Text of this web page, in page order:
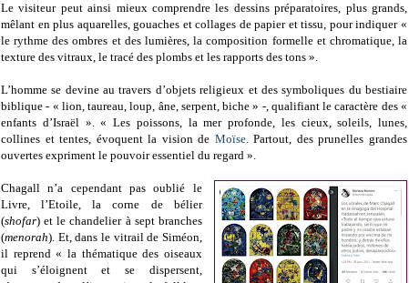
Le visiteur peut ainsi mieux comprendre les dessins préparatoires, plus grands,
mêlant en plus aquarelles, gouaches et collages de papier et tissu, pour indiquer «
le rythme des ombres et des lumières, la composition formelle et chromatique, la
texture des vitraux, le tracé des plombs et les rapports des tons ».
L’homme se devine au travers d’objets religieux et des symboliques du bestiaire
biblique - « lion, taureau, loup, âne, serpent, biche » -, qualifiant le caractère des «
enfants d’Israël ». « Les poissons, la mer profonde, les cieux, soleils, lunes,
collines et tentes, évoquent la vision de Moïse. Partout, des prunelles grandes
ouvertes expriment le pouvoir essentiel du regard ».
Chagall n’a cependant pas oublié le
Livre, l’Etoile, la corne de bélier
(shofar) et le chandelier à sept branches
(menorah). Et, dans le vitrail de Siméon,
il reprend « la thématique des oiseaux
qui s’éloignent et se dispersent,